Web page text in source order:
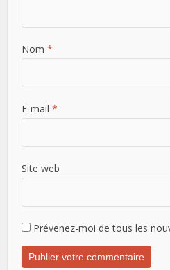
Nom*
E-mail*
Site web
Prévenez-moi de tous les